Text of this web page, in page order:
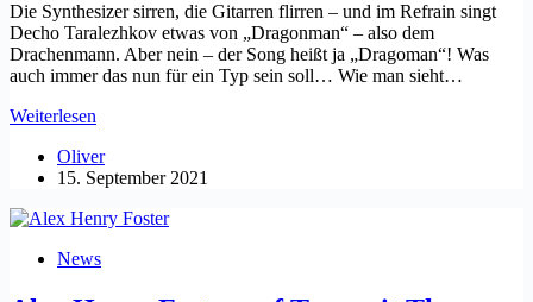
Die Synthesizer sirren, die Gitarren flirren – und im Refrain singt
Decho Taralezhkov etwas von „Dragonman“ – also dem
Drachenmann. Aber nein – der Song heißt ja „Dragoman“! Was
auch immer das nun für ein Typ sein soll… Wie man sieht…
Weiterlesen
Schizo
aus
Mit
Energie
Oliver
15. September 2021
News